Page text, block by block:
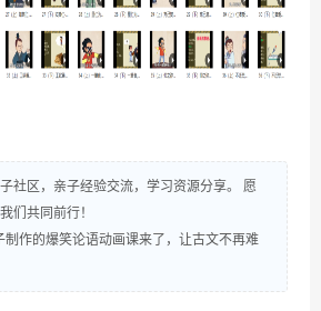
社区，亲子经验交流，学习资源分享。 愿
们共同前行！
制作的爆笑论语动画课来了，让古文不再难